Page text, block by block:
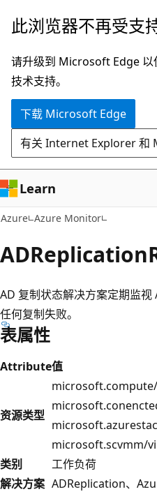
跳
主
要
内
此浏览器不再受支持
请升级到 Microsoft Edge 以
技术支持。
下载 Microsoft Edge
有关 Internet Explorer 和
Learn
Azure Azure Monitor
AD 复制状态解决方案定期监
任何复制失败。
表属性
Attribute值
资源类型
microsoft.scvmm/
类别
工作负荷
解决方案 ADReplication、